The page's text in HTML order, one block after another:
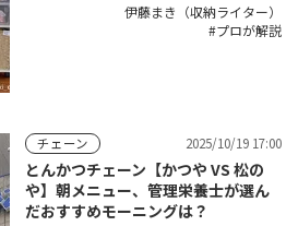
伊藤まき（収納ライター）
プロが解説
チェーン 2025/10/19 17:00
とんかつチェーン【かつや VS 松の
や】朝メニュー、管理栄養士が選ん
だおすすめモーニングは？